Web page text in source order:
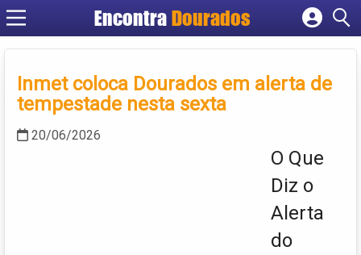
EncontraDourados
Cadastrar empresa
Criar conta
Inmet coloca Dourados em alerta de
tempestade nesta sexta
20/06/2026
O Que
Diz o
Alerta
do